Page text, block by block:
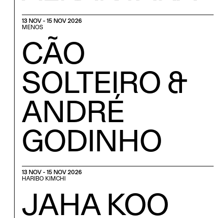
13 NOV - 15 NOV 2026
MENOS
CÃO
SOLTEIRO &
ANDRÉ
GODINHO
13 NOV - 15 NOV 2026
HARIBO KIMCHI
JAHA KOO